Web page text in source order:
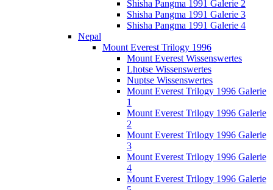
Shisha Pangma 1991 Galerie 2
Shisha Pangma 1991 Galerie 3
Shisha Pangma 1991 Galerie 4
Nepal
Mount Everest Trilogy 1996
Mount Everest Wissenswertes
Lhotse Wissenswertes
Nuptse Wissenswertes
Mount Everest Trilogy 1996 Galerie
1
Mount Everest Trilogy 1996 Galerie
2
Mount Everest Trilogy 1996 Galerie
3
Mount Everest Trilogy 1996 Galerie
4
Mount Everest Trilogy 1996 Galerie